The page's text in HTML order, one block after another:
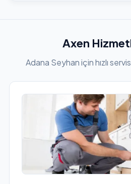
Axen
Adana Seyhan için hızlı